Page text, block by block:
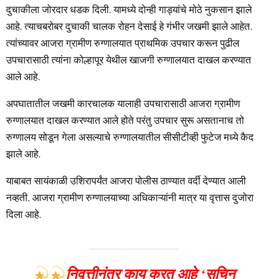
दुचाकीला जोरदार धडक दिली. यामध्ये दोन्ही गाड्यांचे मोठे नुकसान झाले
आहे. त्याचबरोबर दुचाकी चालक रोहन देसाई हे गंभीर जखमी झाले आहेत.
त्यांच्यावर आजरा ग्रामीण रुग्णालयात प्राथमिक उपचार करून पुढील
उपचारासाठी त्यांना कोल्हापूर येथील खाजगी रुग्णालयात दाखल करण्यात
आले आहे.
अपघातातील जखमी कारचालक यालाही उपचारासाठी आजरा ग्रामीण
रुग्णालयात दाखल करण्यात आले होते परंतु उपचार सुरू असतानाच तो
रुग्णालय सोडून गेला असल्याचे रुग्णालयातील सीसीटीव्ही फुटेज मध्ये कैद
झाले आहे.
याबाबत सायंकाळी उशिरापर्यंत आजरा पोलीस ठाण्यात वर्दी देण्यात आली
नव्हती. आजरा ग्रामीण रुग्णालयाच्या अधिकाऱ्यांनी मात्र या वृत्तास दुजोरा
दिला आहे.
निवृत्तीनंतर काय करत आहे ‘सचिन